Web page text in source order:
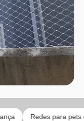
Redes para pets e bebês